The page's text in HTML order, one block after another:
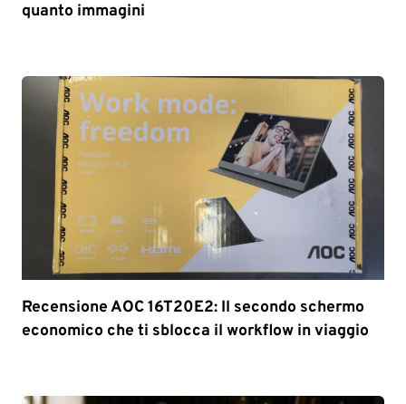
quanto immagini
Recensione AOC 16T20E2: Il secondo schermo
economico che ti sblocca il workflow in viaggio